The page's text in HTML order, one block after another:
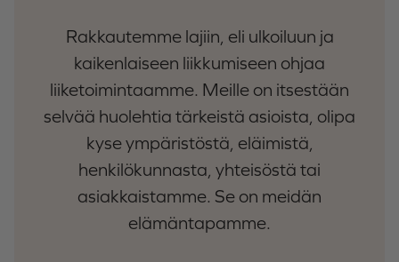
Rakkautemme lajiin, eli ulkoiluun ja
kaikenlaiseen liikkumiseen ohjaa
liiketoimintaamme. Meille on itsestään
selvää huolehtia tärkeistä asioista, olipa
kyse ympäristöstä, eläimistä,
henkilökunnasta, yhteisöstä tai
asiakkaistamme. Se on meidän
elämäntapamme.